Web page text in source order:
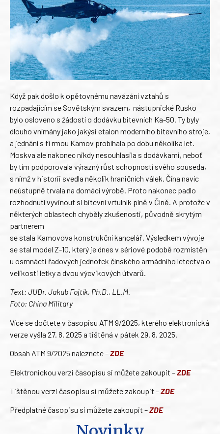
Když pak došlo k opětovnému navázání vztahů s
rozpadajícím se Sovětským svazem, nástupnické Rusko
bylo osloveno s žádostí o dodávku bitevních Ka-50. Ty byly
dlouho vnímány jako jakýsi etalon moderního bitevního stroje,
a jednání s fi rmou Kamov probíhala po dobu několika let.
Moskva ale nakonec nikdy nesouhlasila s dodávkami, neboť
by tím podporovala výrazný růst schopností svého souseda,
s nímž v historii svedla několik hraničních válek. Čína navíc
neústupně trvala na domácí výrobě. Proto nakonec padlo
rozhodnutí vyvinout si bitevní vrtulník plně v Číně. A protože v
některých oblastech chyběly zkušenosti, původně skrytým
partnerem
se stala Kamovova konstrukční kancelář. Výsledkem vývoje
se stal model Z-10, který je dnes v sériové podobě rozmístěn
u osmnácti řadových jednotek čínského armádního letectva o
velikosti letky a dvou výcvikových útvarů.
Text: JUDr. Jakub Fojtík, Ph.D., LL.M.
Foto: China Military
Více se dočtete v časopisu ATM 9/2025, kterého elektronická
verze vyšla 27. 8. 2025 a tištěná v pátek 29. 8. 2025.
Obsah ATM 9/2025 naleznete –ZDE
Elektronickou verzi časopisu si můžete zakoupit –ZDE
Tištěnou verzi časopisu si můžete zakoupit –ZDE
Předplatné časopisu si můžete zakoupit –ZDE